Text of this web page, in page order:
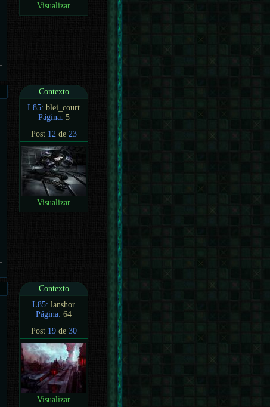
Visualizar
Contexto
L85: blei_court
Página: 5
Post 12de 23
Visualizar
Contexto
L85: lanshor
Página: 64
Post 19de 30
Visualizar